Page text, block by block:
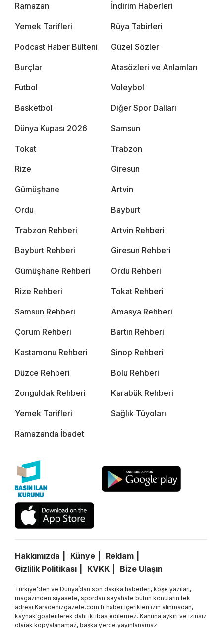
Ramazan İndirim Haberleri
Yemek Tarifleri Rüya Tabirleri
Podcast Haber Bülteni Güzel Sözler
Burçlar Atasözleri ve Anlamları
Futbol Voleybol
Basketbol Diğer Spor Dalları
Dünya Kupası 2026 Samsun
Tokat Trabzon
Rize Giresun
Gümüşhane Artvin
Ordu Bayburt
Trabzon Rehberi Artvin Rehberi
Bayburt Rehberi Giresun Rehberi
Gümüşhane Rehberi Ordu Rehberi
Rize Rehberi Tokat Rehberi
Samsun Rehberi Amasya Rehberi
Çorum Rehberi Bartın Rehberi
Kastamonu Rehberi Sinop Rehberi
Düzce Rehberi Bolu Rehberi
Zonguldak Rehberi Karabük Rehberi
Yemek Tarifleri Sağlık Tüyoları
Ramazanda İbadet
Hakkımızda Künye
Reklam
Gizlilik Politikası
KVKK Bize Ulaşın
Türkiye'den ve Dünya’dan son dakika haberleri, köşe yazıları,
magazinden siyasete, spordan seyahate bütün konuların tek
adresi Karadenizgazete.com.tr haber içerikleri izin alınmadan,
kaynak gösterilerek dahi iktibas edilemez. Kanuna aykırı ve izinsiz
olarak kopyalanamaz, başka yerde yayınlanamaz.